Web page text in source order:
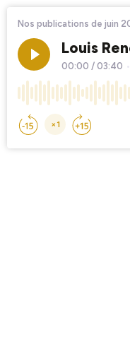
Nos publications de juin
Louis
00:00 / 03:40
×1